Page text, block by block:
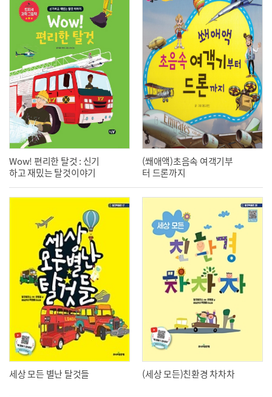
Wow! 편리한 탈것 : 신기
하고 재밌는 탈것이야기
(쐐애액)초음속 여객기부
터 드론까지
세상 모든 별난 탈것들 (세상 모든)친환경 차차차